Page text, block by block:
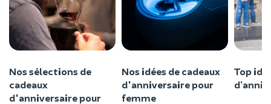
Nos sélections de
cadeaux
d'anniversaire pour
Nos idées de cadeaux
d'anniversaire pour
femme
Top